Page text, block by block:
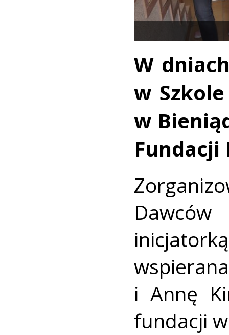
W
w
w
Fundacji
i Annę
fundacji